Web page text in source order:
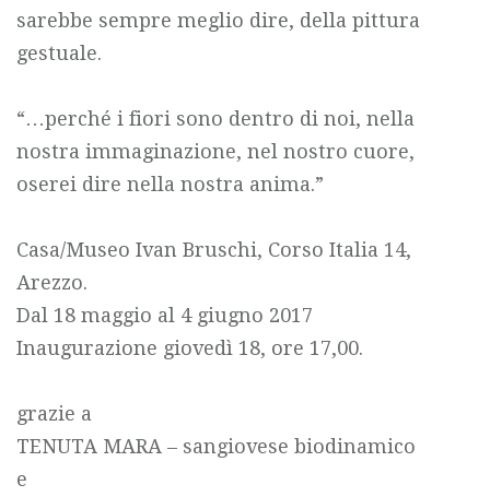
sarebbe sempre meglio dire, della pittura
gestuale.
“…perché i fiori sono dentro di noi, nella
nostra immaginazione, nel nostro cuore,
oserei dire nella nostra anima.”
Casa/Museo Ivan Bruschi, Corso Italia 14,
Arezzo.
Dal 18 maggio al 4 giugno 2017
Inaugurazione giovedì 18, ore 17,00.
grazie a
TENUTA MARA – sangiovese biodinamico
e